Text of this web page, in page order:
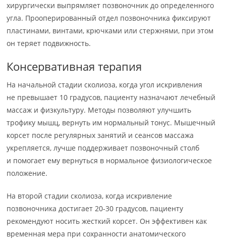
хирургически выпрямляет позвоночник до определенного
угла. Прооперированный отдел позвоночника фиксируют
пластинами, винтами, крючками или стержнями, при этом
он теряет подвижность.
Консервативная терапия
На начальной стадии сколиоза, когда угол искривления
не превышает 10 градусов, пациенту назначают лечебный
массаж и физкультуру. Методы позволяют улучшить
трофику мышц, вернуть им нормальный тонус. Мышечный
корсет после регулярных занятий и сеансов массажа
укрепляется, лучше поддерживает позвоночный столб
и помогает ему вернуться в нормальное физиологическое
положение.
На второй стадии сколиоза, когда искривление
позвоночника достигает 20-30 градусов, пациенту
рекомендуют носить жесткий корсет. Он эффективен как
временная мера при сохранности анатомического